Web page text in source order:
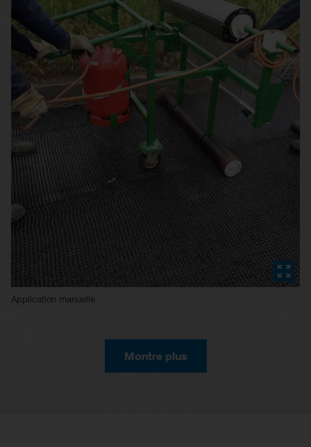
Application manuelle
Montre plus